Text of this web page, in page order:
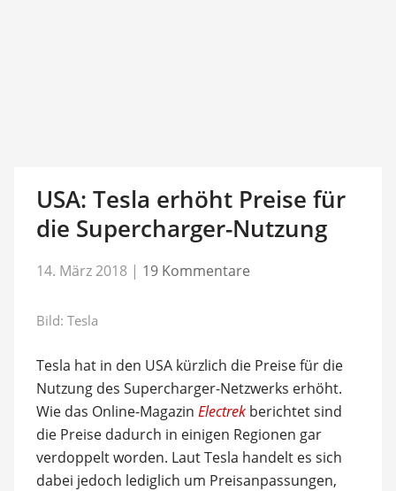
USA: Tesla erhöht Preise für
die Supercharger-Nutzung
14. März 2018 | 19 Kommentare
Bild: Tesla
Tesla hat in den USA kürzlich die Preise für die
Nutzung des Supercharger-Netzwerks erhöht.
Wie das Online-Magazin Electrekberichtet sind
die Preise dadurch in einigen Regionen gar
verdoppelt worden. Laut Tesla handelt es sich
dabei jedoch lediglich um Preisanpassungen,